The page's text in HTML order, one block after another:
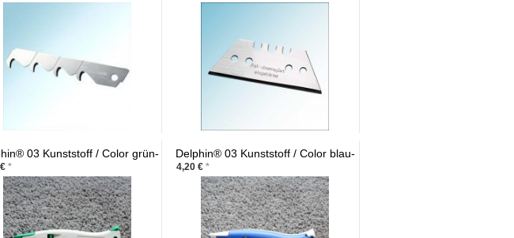
03 Kunststoff / Color grün-
*
Delphin® 03 Kunststoff / Color blau-
weiss
4,20 € *